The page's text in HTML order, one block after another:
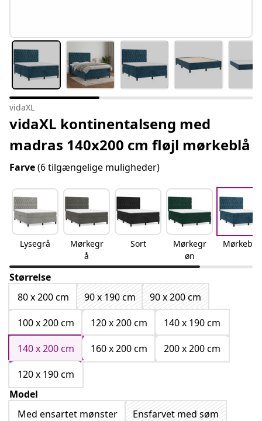
vidaXL
vidaXL kontinentalseng med
madras 140x200 cm fløjl mørkeblå
Farve(6 tilgængelige muligheder)
Lysegrå
Mørkegr
å
Sort
Mørkegr
øn
Mørkeblå
Størrelse
80 x 200 cm
90 x 190 cm
90 x 200 cm
100 x 200 cm
120 x 200 cm
140 x 190 cm
140 x 200 cm
160 x 200 cm
200 x 200 cm
120 x 190 cm
Model
Med ensartet mønster
Ensfarvet med søm